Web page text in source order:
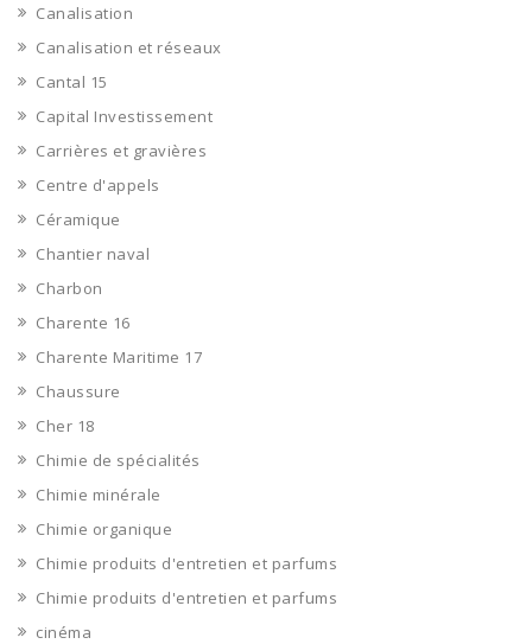
Canalisation
Canalisation et réseaux
Cantal 15
Capital Investissement
Carrières et gravières
Centre d'appels
Céramique
Chantier naval
Charbon
Charente 16
Charente Maritime 17
Chaussure
Cher 18
Chimie de spécialités
Chimie minérale
Chimie organique
Chimie produits d'entretien et parfums
Chimie produits d'entretien et parfums
cinéma